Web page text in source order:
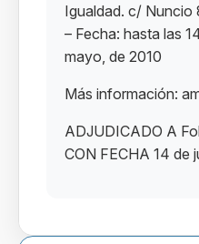
Igualdad. c/ Nuncio
– Fecha: hasta las
mayo, de 2010
Más información:
ADJUDICADO A
CON FECHA 14 de